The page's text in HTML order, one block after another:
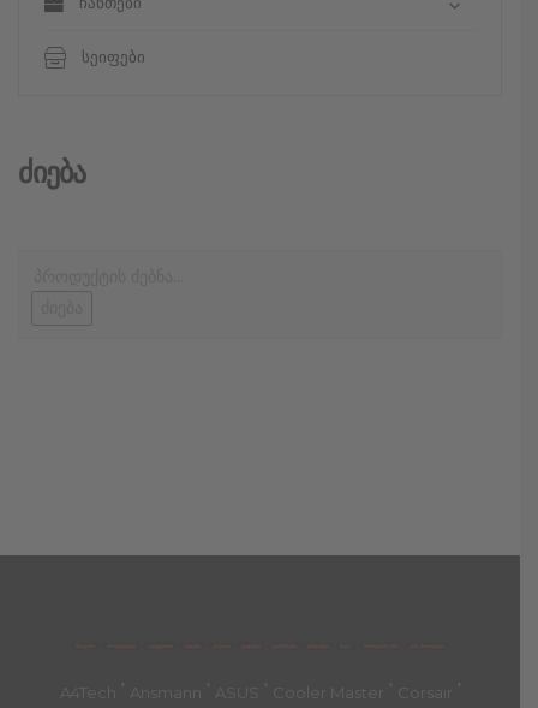
სეიფები
Ძიება
მთავარი კალათა
A4Tech ' Ansmann ' ASUS ' Cooler Master ' Corsair '